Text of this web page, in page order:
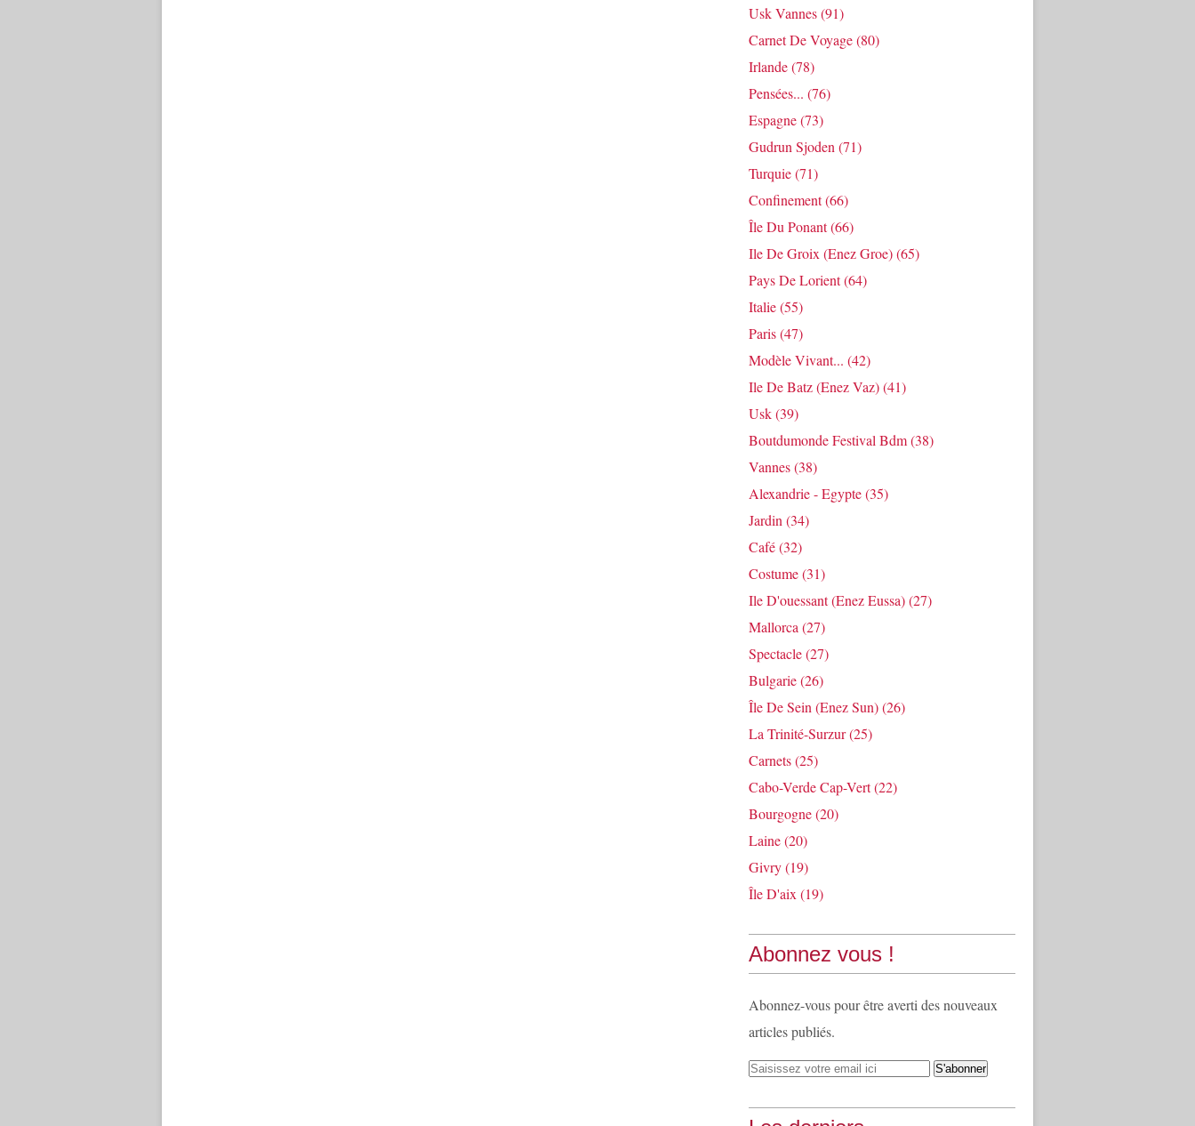
Usk Vannes(91)
Carnet De Voyage(80)
Irlande(78)
Pensées... (76)
Espagne(73)
Gudrun Sjoden (71)
Turquie(71)
Confinement(66)
Île Du Ponant(66)
Ile De Groix (enez Groe)(65)
Pays De Lorient(64)
Italie(55)
Paris(47)
Modèle Vivant... (42)
Ile De Batz (enez Vaz)(41)
Usk(39)
Boutdumonde Festival Bdm(38)
Vannes(38)
Alexandrie - Egypte(35)
Jardin (34)
Café(32)
Costume(31)
Ile D'ouessant (enez Eussa)(27)
Mallorca (27)
Spectacle(27)
Bulgarie(26)
Île De Sein (enez Sun)(26)
La Trinité-Surzur(25)
Carnets(25)
Cabo-Verde Cap-Vert(22)
Bourgogne(20)
Laine(20)
Givry(19)
Île D'aix (19)
Abonnez vous !
Abonnez-vous pour être averti des nouveaux
articles publiés.